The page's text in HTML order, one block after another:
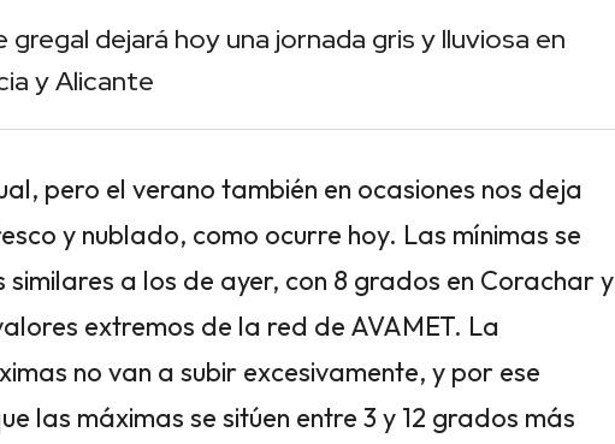
dejará hoy una jornada gris y lluviosa en
y Alicante
pero el verano también en ocasiones nos deja
y nublado, como ocurre hoy. Las mínimas se
similares a los de ayer, con 8 grados en Corachar y
extremos de la red de AVAMET. La
no van a subir excesivamente, y por ese
las máximas se sitúen entre 3 y 12 grados más